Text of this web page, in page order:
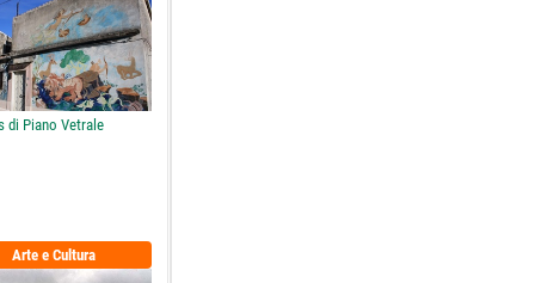
di Piano Vetrale
Arte e Cultura